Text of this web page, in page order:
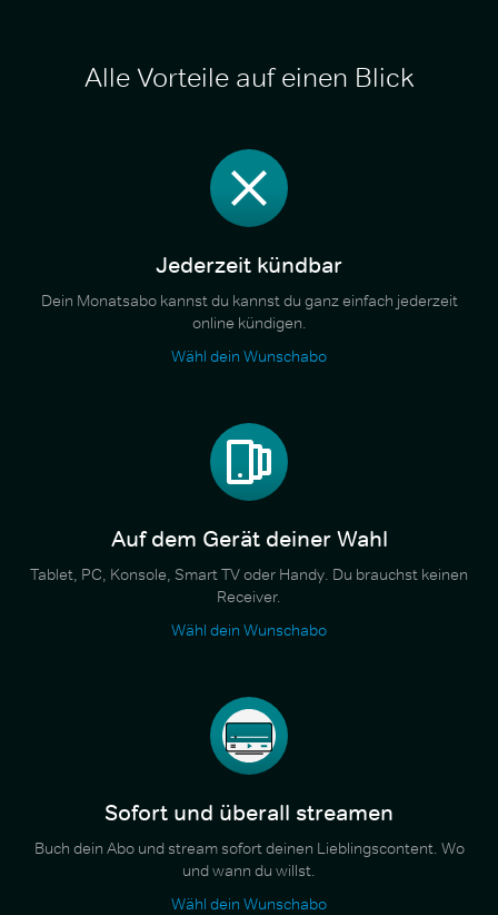
Alle Vorteile auf einen Blick
Jederzeit kündbar
Dein Monatsabo kannst du kannst du ganz einfach jederzeit
online kündigen.
Wähl dein Wunschabo
Auf dem Gerät deiner Wahl
Tablet, PC, Konsole, Smart TV oder Handy. Du brauchst keinen
Receiver.
Wähl dein Wunschabo
Sofort und überall streamen
Buch dein Abo und stream sofort deinen Lieblingscontent. Wo
und wann du willst.
Wähl dein Wunschabo